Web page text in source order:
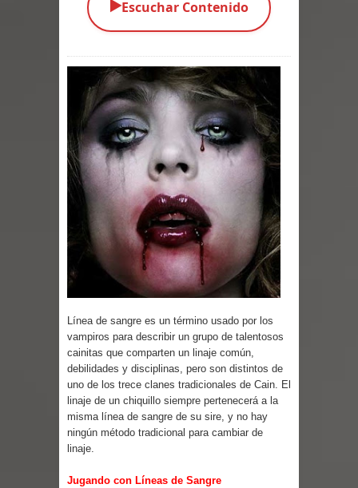
Parte 03: La Traición
Parte 01: El Comienzo
Parte 01: El Enemigo Interior
Exaltados y Muertos Vivientes
Los Muertos se Levantan (Relato)
Los Monstruos más Buscados
Parte 09: Los Muertos Cuentan
Cuentos
Parte 08: Ultratumba
Parte 07: Asuntos que Resolver
▶️Escuchar Contenido
Línea de sangre es un término usado por los
vampiros para describir un grupo de talentosos
cainitas que comparten un linaje común,
debilidades y disciplinas, pero son distintos de
uno de los trece clanes tradicionales de Cain. El
linaje de un chiquillo siempre pertenecerá a la
misma línea de sangre de su sire, y no hay
ningún método tradicional para cambiar de
linaje.
Jugando con Líneas de Sangre